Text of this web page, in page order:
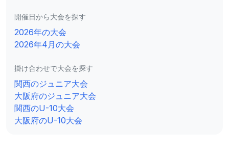
開催日から大会を探す
2026年の大会
2026年4月の大会
掛け合わせで大会を探す
関西のジュニア大会
大阪府のジュニア大会
関西のU-10大会
大阪府のU-10大会